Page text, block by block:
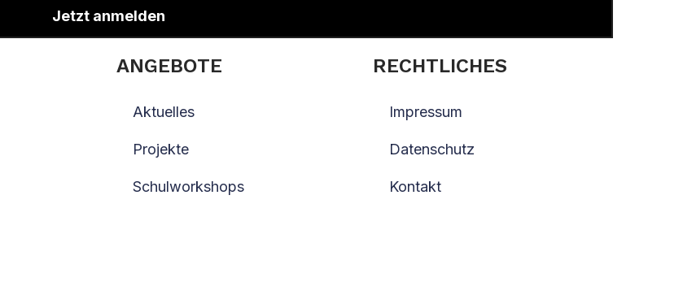
Jetzt anmelden
ANGEBOTE
Aktuelles
Projekte
Schulworkshops
RECHTLICHES
Impressum
Datenschutz
Kontakt